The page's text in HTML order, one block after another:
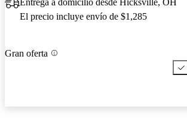
El precio incluye envío de $1,285
Gran oferta